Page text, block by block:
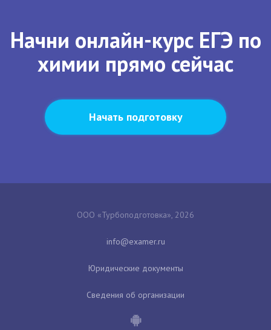
Начни онлайн-курс ЕГЭ по
химии прямо сейчас
Начать подготовку
ООО «Турбоподготовка», 2026
Юридические документы
Сведения об организации